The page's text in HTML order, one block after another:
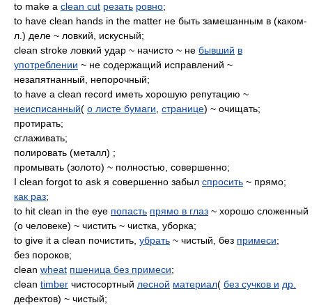
to make a clean cut резать ровно;
to have clean hands in the matter не быть замешанным в (каком-
л.) деле ~ ловкий, искусный;
clean stroke ловкий удар ~ начисто ~ не бывший в
употреблении ~ не содержащий исправлений ~
незапятнанный, непорочный;
to have a clean record иметь хорошую репутацию ~
неисписанный( о листе бумаги странице) ~ очищать;
протирать;
сглаживать;
полировать (металл) ;
промывать (золото) ~ полностью, совершенно;
I clean forgot to ask я совершенно забыл спросить ~ прямо;
как раз;
to hit clean in the eye попасть прямо в глаз ~ хорошо сложенный
(о человеке) ~ чистить ~ чистка, уборка;
to give it a clean почистить, убрать ~ чистый, без примеси;
без пороков;
clean wheat пшеница без примеси;
clean timber чистосортный лесной материал( без сучков и др.
дефектов) ~ чистый;